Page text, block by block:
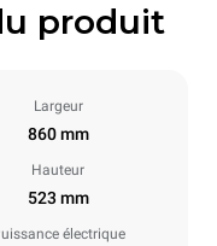
produit
Largeur
860 mm
Hauteur
523 mm
électrique